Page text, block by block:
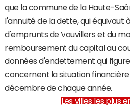
que la commune de la Haute-
l'annuité de la dette, qui équivaut
d'emprunts de Vauvillers et du
remboursement du capital au
données d'endettement qui
concernent la situation financière
décembre de chaque année.
Les villes les plus